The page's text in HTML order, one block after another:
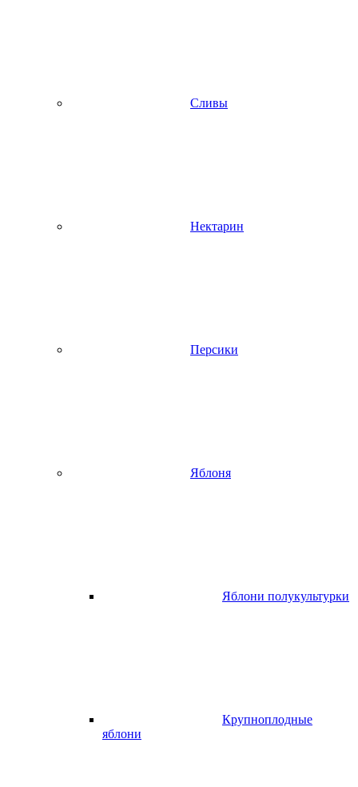
Сливы
Нектарин
Персики
Яблоня
Яблони полукультурки
Крупноплодные
яблони